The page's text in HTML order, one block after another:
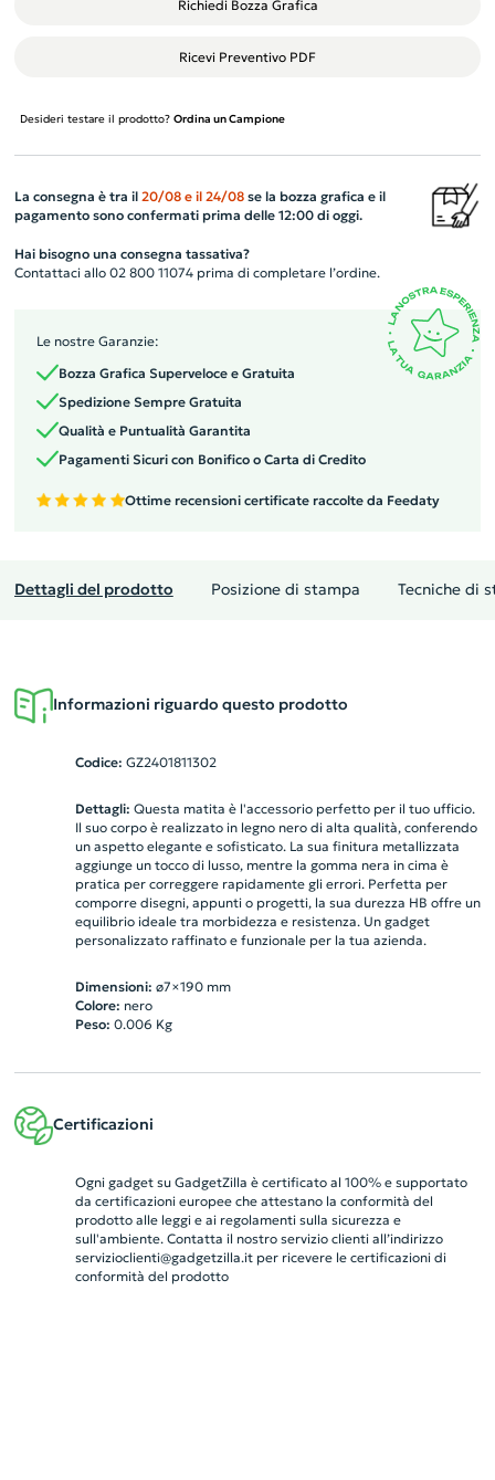
Richiedi Bozza Grafica
Ricevi Preventivo PDF
Desideri testare il prodotto? Ordina un Campione
La consegna è tra il 20/08 e il 24/08se la bozza grafica e il
pagamento sono confermati prima delle 12:00 di oggi.
Hai bisogno una consegna tassativa?
Contattaci allo 02 800 11074 prima di completare l’ordine.
Le nostre Garanzie:
Bozza Grafica Superveloce e Gratuita
Spedizione Sempre Gratuita
Qualità e Puntualità Garantita
Pagamenti Sicuri con Bonifico o Carta di Credito
Ottime recensioni certificate raccolte da Feedaty
Dettagli del prodotto Posizione di stampa Tecniche di
Informazioni riguardo questo prodotto
Codice: GZ2401811302
Dettagli: Questa matita è l'accessorio perfetto per il tuo ufficio.
Il suo corpo è realizzato in legno nero di alta qualità, conferendo
un aspetto elegante e sofisticato. La sua finitura metallizzata
aggiunge un tocco di lusso, mentre la gomma nera in cima è
pratica per correggere rapidamente gli errori. Perfetta per
comporre disegni, appunti o progetti, la sua durezza HB offre un
equilibrio ideale tra morbidezza e resistenza. Un gadget
personalizzato raffinato e funzionale per la tua azienda.
Dimensioni: ø7×190 mm
Colore: nero
Peso: 0.006 Kg
Certificazioni
Ogni gadget su GadgetZilla è certificato al 100% e supportato
da certificazioni europee che attestano la conformità del
prodotto alle leggi e ai regolamenti sulla sicurezza e
sull'ambiente. Contatta il nostro servizio clienti all’indirizzo
servizioclienti@gadgetzilla.itper ricevere le certificazioni di
conformità del prodotto